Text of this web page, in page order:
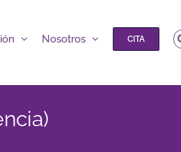
Nosotros CITA